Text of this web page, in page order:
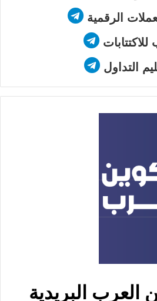
الرقمية
للاكتتابات
التداول